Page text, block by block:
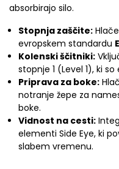
absorbirajo silo.
Stopnja zaščite:
evropskem standardu
Kolenski ščitniki:
stopnje 1 (Level 1), ki
Priprava za boke:
notranje žepe za
boke.
Vidnost na cesti:
elementi Side Eye, ki
slabem vremenu.